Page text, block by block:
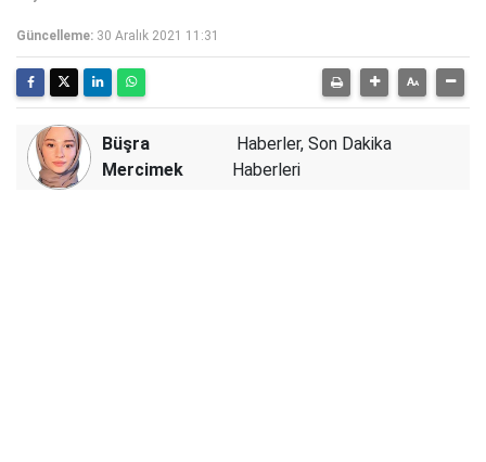
Güncelleme: 30 Aralık 2021 11:31
Büşra
Mercimek
Haberler, Son Dakika
Haberleri